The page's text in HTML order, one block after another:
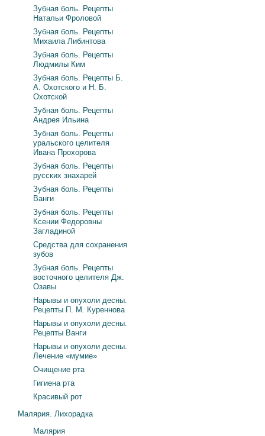
Зубная боль. Рецепты
Натальи Фроловой
Зубная боль. Рецепты
Михаила Либинтова
Зубная боль. Рецепты
Людмилы Ким
Зубная боль. Рецепты Б.
А. Охотского и Н. Б.
Охотской
Зубная боль. Рецепты
Андрея Ильина
Зубная боль. Рецепты
уральского целителя
Ивана Прохорова
Зубная боль. Рецепты
русских знахарей
Зубная боль. Рецепты
Ванги
Зубная боль. Рецепты
Ксении Федоровны
Загладиной
Средства для сохранения
зубов
Зубная боль. Рецепты
восточного целителя Дж.
Озавы
Нарывы и опухоли десны.
Рецепты П. М. Куреннова
Нарывы и опухоли десны.
Рецепты Ванги
Нарывы и опухоли десны.
Лечение «мумие»
Очищение рта
Гигиена рта
Красивый рот
Малярия. Лихорадка
Малярия